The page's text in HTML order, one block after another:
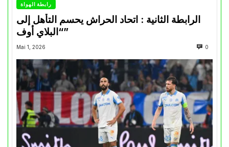
رابطة الهواة
الرابطة الثانية : اتحاد الحراش يحسم التأهل إلى
“البلاي أوف”
Mai 1, 2026 0